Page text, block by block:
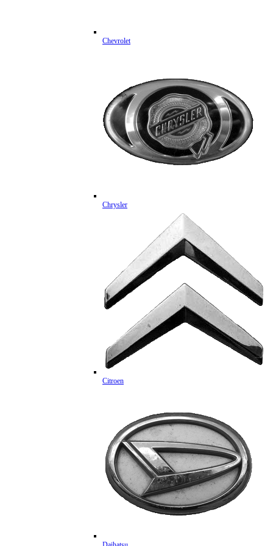
Chevrolet
Chrysler
Citroen